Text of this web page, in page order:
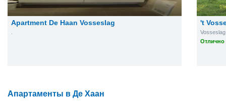
Apartment De Haan Vosseslag 't
Отлично
Апартаменты в Де Хаан